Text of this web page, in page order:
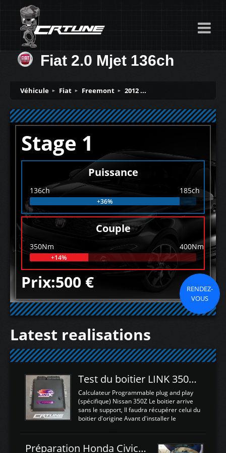
Fiat 2.0 Mjet 136ch
Véhicule Fiat Freemont 2012 ...
Stage 1
Puissance
136ch 185ch
+36%
Couple
350Nm 400Nm
+14%
Prix:500 €
RENDEZ-
VOUS
Latest realisations
Test du boitier LINK 350Z Plugin ECU
Calculateur Programmable plug and play
(spécifique) Nissan 350Z Le boitier arrive
sans le support, Il faudra récupérer celui du
boitier d'origine Avant d'installer le
d'envoyer l'information de la large bande
Préparation Honda Civic Type R FK2